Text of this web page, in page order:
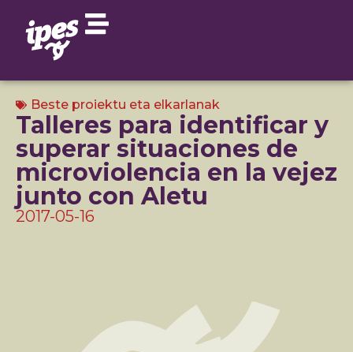
Beste proiektu eta elkarlanak
Talleres para identificar y
superar situaciones de
microviolencia en la vejez
junto con Aletu
2017-05-16